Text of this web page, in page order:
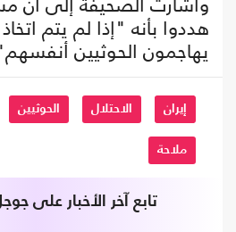
هددوا بأنه "إذا لم يتم
يهاجمون الحوثيين
إيران الاحتلال الحوثيين
ملاحة
تابع آخر الأخبار على